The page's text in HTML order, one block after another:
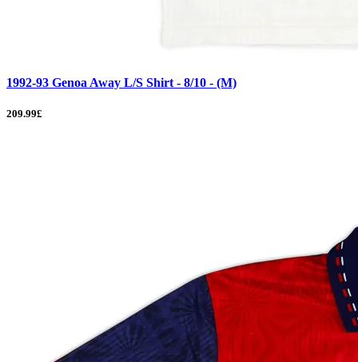
1992-93 Genoa Away L/S Shirt - 8/10 - (M)
209.99£